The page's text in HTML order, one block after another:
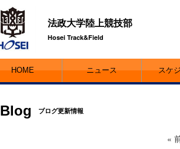
法政大学陸上競技部
Hosei Track&Field
HOME ニュース スケ
Blog ブログ更新情報
«